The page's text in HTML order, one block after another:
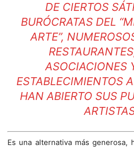
DE CIERTOS
BURÓCRATAS DEL
ARTE”,
ASOCIACIONES
ESTABLECIMIENTOS
HAN ABIERTO SUS
Es una alternativa más generosa,